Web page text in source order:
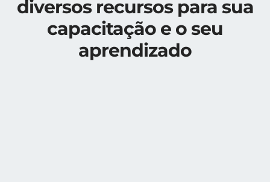
diversos recursos para sua
capacitação e o seu
aprendizado